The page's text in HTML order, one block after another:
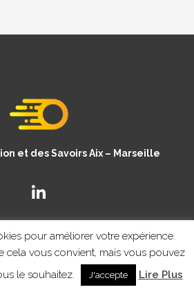
et des Savoirs Aix – Marseille
2020- MENTIONS LEGALES
pour améliorer votre expérience.
cela vous convient, mais vous pouvez
le souhaitez.
J'accepte Lire Plus